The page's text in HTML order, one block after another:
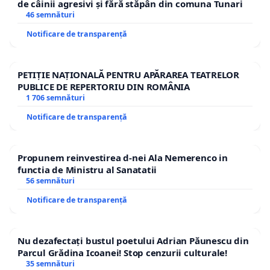
de câinii agresivi și fără stăpân din comuna Tunari
46 semnături
Notificare de transparență
PETIȚIE NAȚIONALĂ PENTRU APĂRAREA TEATRELOR
PUBLICE DE REPERTORIU DIN ROMÂNIA
1 706 semnături
Notificare de transparență
Propunem reinvestirea d-nei Ala Nemerenco in
functia de Ministru al Sanatatii
56 semnături
Notificare de transparență
Nu dezafectați bustul poetului Adrian Păunescu din
Parcul Grădina Icoanei! Stop cenzurii culturale!
35 semnături